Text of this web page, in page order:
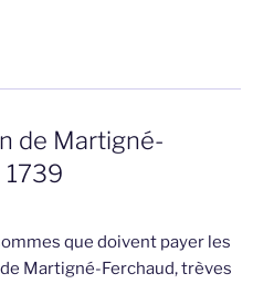
de Martigné-
1739
que doivent payer les
Martigné-Ferchaud, trèves